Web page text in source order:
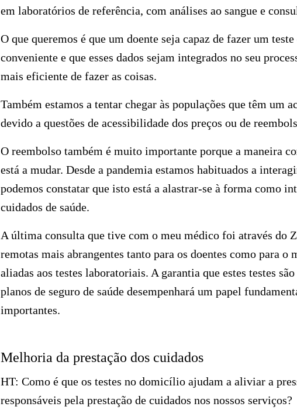
em laboratórios de referência, com análises ao sangue e
O que queremos é que um doente seja capaz de fazer um
conveniente e que esses dados sejam integrados no seu
mais eficiente de fazer as coisas.
Também estamos a tentar chegar às populações que têm um
devido a questões de acessibilidade dos preços ou de
O reembolso também é muito importante porque a maneira
está a mudar. Desde a pandemia estamos habituados a
podemos constatar que isto está a alastrar-se à forma como
cuidados de saúde.
A última consulta que tive com o meu médico foi através do
remotas mais abrangentes tanto para os doentes como para o
aliadas aos testes laboratoriais. A garantia que estes testes
planos de seguro de saúde desempenhará um papel
importantes.
Melhoria da prestação dos cuidados
HT: Como é que os testes no domicílio ajudam a aliviar a
responsáveis pela prestação de cuidados nos nossos serviços?